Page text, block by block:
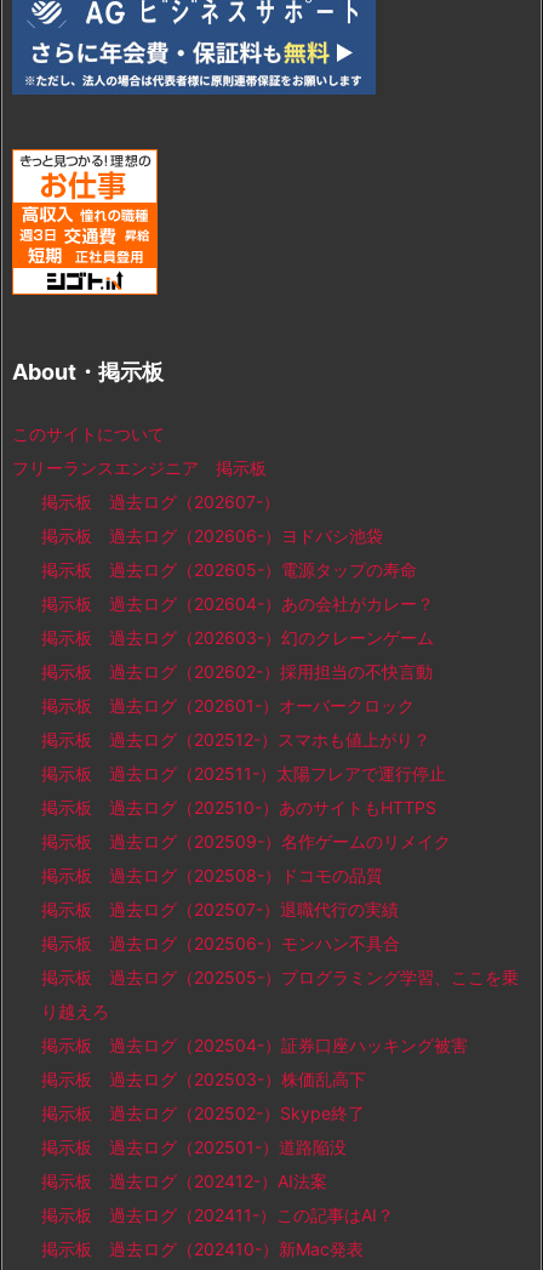
About・掲示板
このサイトについて
フリーランスエンジニア 掲示板
掲示板 過去ログ（202607-）
掲示板 過去ログ（202606-）ヨドバシ池袋
掲示板 過去ログ（202605-）電源タップの寿命
掲示板 過去ログ（202604-）あの会社がカレー？
掲示板 過去ログ（202603-）幻のクレーンゲーム
掲示板 過去ログ（202602-）採用担当の不快言動
掲示板 過去ログ（202601-）オーバークロック
掲示板 過去ログ（202512-）スマホも値上がり？
掲示板 過去ログ（202511-）太陽フレアで運行停止
掲示板 過去ログ（202510-）あのサイトもHTTPS
掲示板 過去ログ（202509-）名作ゲームのリメイク
掲示板 過去ログ（202508-）ドコモの品質
掲示板 過去ログ（202507-）退職代行の実績
掲示板 過去ログ（202506-）モンハン不具合
掲示板 過去ログ（202505-）プログラミング学習、ここを乗
り越えろ
掲示板 過去ログ（202504-）証券口座ハッキング被害
掲示板 過去ログ（202503-）株価乱高下
掲示板 過去ログ（202502-）Skype終了
掲示板 過去ログ（202501-）道路陥没
掲示板 過去ログ（202412-）AI法案
掲示板 過去ログ（202411-）この記事はAI？
掲示板 過去ログ（202410-）新Mac発表